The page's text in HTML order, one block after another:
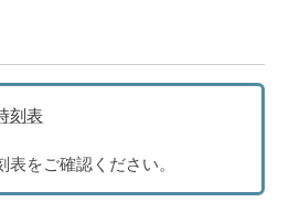
刻表
をご確認ください。